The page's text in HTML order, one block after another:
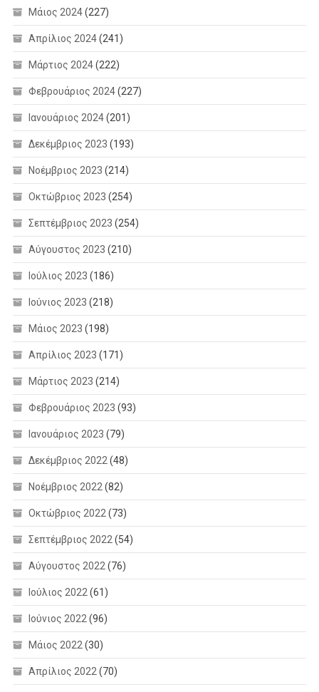
Μάιος 2024(227)
Απρίλιος 2024(241)
Μάρτιος 2024(222)
Φεβρουάριος 2024(227)
Ιανουάριος 2024(201)
Δεκέμβριος 2023 (193)
Νοέμβριος 2023 (214)
Οκτώβριος 2023 (254)
Σεπτέμβριος 2023 (254)
Αύγουστος 2023 (210)
Ιούλιος 2023 (186)
Ιούνιος 2023 (218)
Μάιος 2023 (198)
Απρίλιος 2023 (171)
Μάρτιος 2023 (214)
Φεβρουάριος 2023 (93)
Ιανουάριος 2023 (79)
Δεκέμβριος 2022(48)
Νοέμβριος 2022(82)
Οκτώβριος 2022(73)
Σεπτέμβριος 2022(54)
Αύγουστος 2022(76)
Ιούλιος 2022(61)
Ιούνιος 2022(96)
Μάιος 2022(30)
Απρίλιος 2022(70)